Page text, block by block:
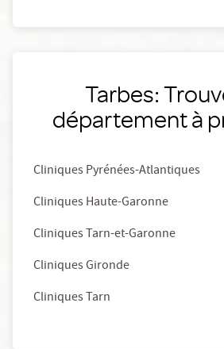
Tarbes:
département à
Cliniques Pyrénées-Atlantiques
Cliniques Haute-Garonne
Cliniques Tarn-et-Garonne
Cliniques Gironde
Cliniques Tarn